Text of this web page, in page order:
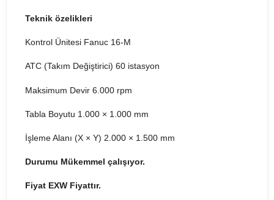
Teknik özelikleri
Kontrol Ünitesi Fanuc 16-M
ATC (Takım Değiştirici) 60 istasyon
Maksimum Devir 6.000 rpm
Tabla Boyutu 1.000 × 1.000 mm
İşleme Alanı (X × Y) 2.000 × 1.500 mm
Durumu Mükemmel çalışıyor.
Fiyat EXW Fiyattır.